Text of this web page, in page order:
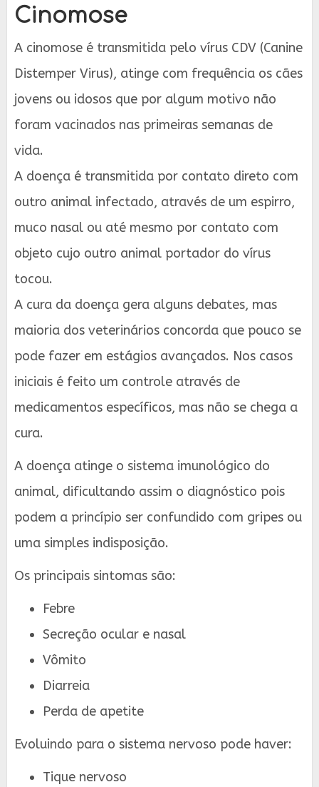
Cinomose
A cinomose é transmitida pelo vírus CDV (Canine
Distemper Virus), atinge com frequência os cães
jovens ou idosos que por algum motivo não
foram vacinados nas primeiras semanas de
vida.
A doença é transmitida por contato direto com
outro animal infectado, através de um espirro,
muco nasal ou até mesmo por contato com
objeto cujo outro animal portador do vírus
tocou.
A cura da doença gera alguns debates, mas
maioria dos veterinários concorda que pouco se
pode fazer em estágios avançados. Nos casos
iniciais é feito um controle através de
medicamentos específicos, mas não se chega a
cura.
A doença atinge o sistema imunológico do
animal, dificultando assim o diagnóstico pois
podem a princípio ser confundido com gripes ou
uma simples indisposição.
Os principais sintomas são:
Febre
Secreção ocular e nasal
Vômito
Diarreia
Perda de apetite
Evoluindo para o sistema nervoso pode haver:
Tique nervoso